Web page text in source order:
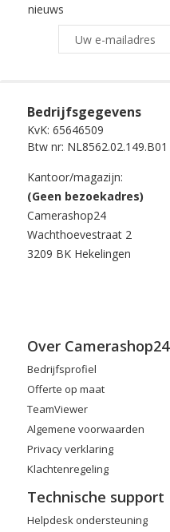
nieuws
Bedrijfsgegevens
KvK: 65646509
Btw nr: NL8562.02.149.B01
Kantoor/magazijn:
(Geen bezoekadres)
Camerashop24
Wachthoevestraat 2
3209 BK Hekelingen
Over Camerashop24
Bedrijfsprofiel
Offerte op maat
TeamViewer
Algemene voorwaarden
Privacy verklaring
Klachtenregeling
Technische support
Helpdesk ondersteuning